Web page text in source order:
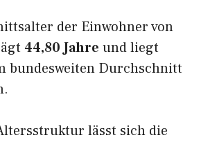
der Einwohner von
44,80 Jahre und liegt
bundesweiten Durchschnitt
lässt sich die